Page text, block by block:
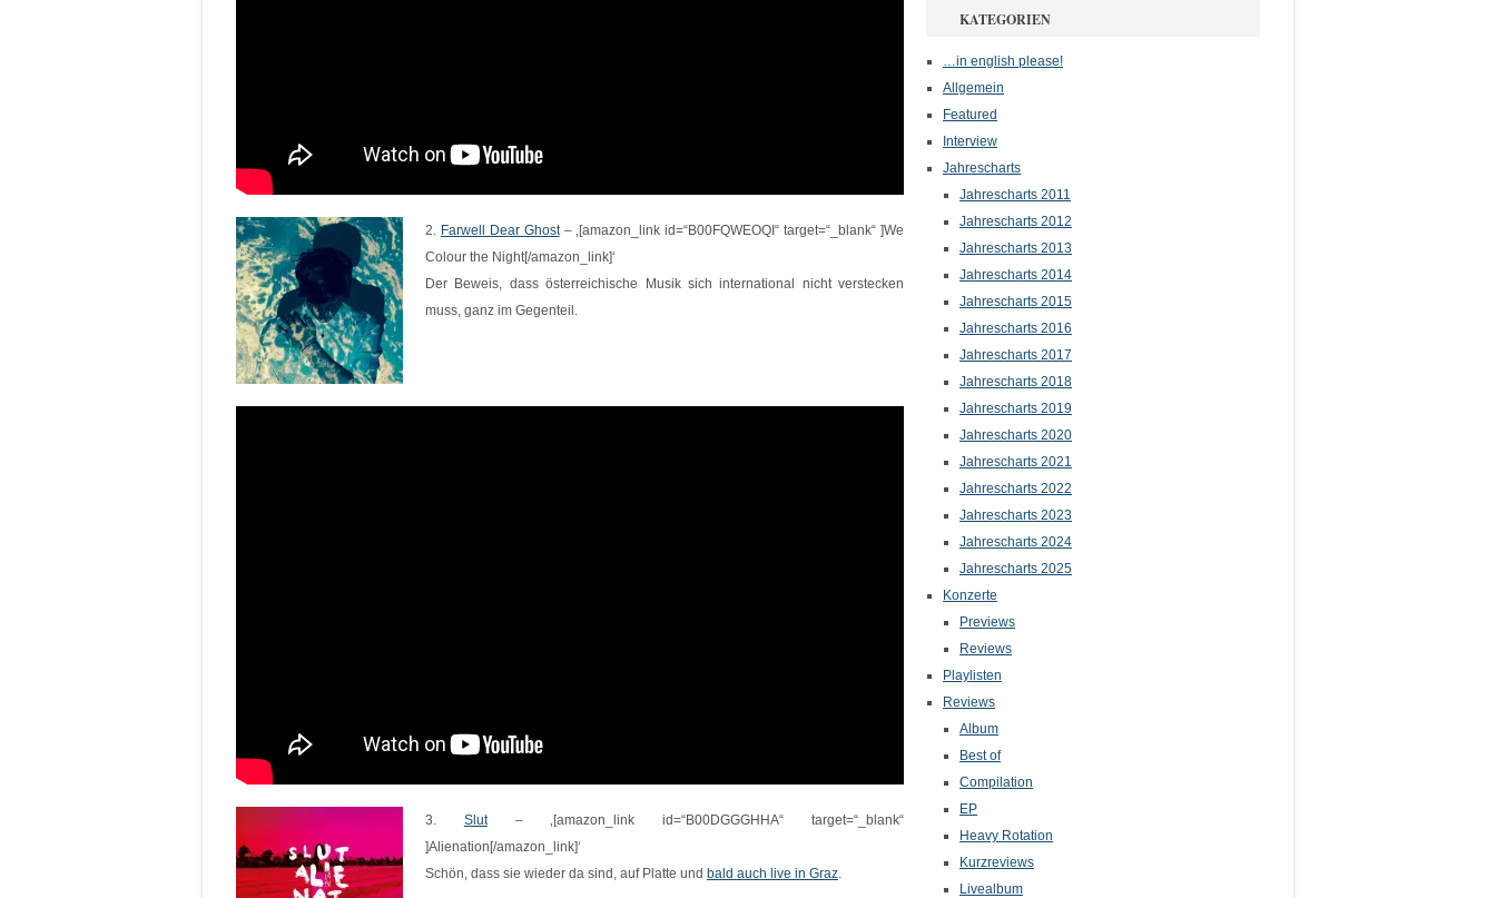
2. Farwell Dear Ghost– ‚[amazon_link id=“B00FQWEOQI“ target=“_blank“ ]We
Colour the Night[/amazon_link]‘
Der Beweis, dass österreichische Musik sich international nicht verstecken
muss, ganz im Gegenteil.
3. Slut– ‚[amazon_link id=“B00DGGGHHA“ target=“_blank“
]Alienation[/amazon_link]‘
Schön, dass sie wieder da sind, auf Platte und bald auch live in Graz.
KATEGORIEN
…in english please!
Allgemein
Featured
Interview
Jahrescharts
Jahrescharts 2011
Jahrescharts 2012
Jahrescharts 2013
Jahrescharts 2014
Jahrescharts 2015
Jahrescharts 2016
Jahrescharts 2017
Jahrescharts 2018
Jahrescharts 2019
Jahrescharts 2020
Jahrescharts 2021
Jahrescharts 2022
Jahrescharts 2023
Jahrescharts 2024
Jahrescharts 2025
Konzerte
Previews
Reviews
Playlisten
Reviews
Album
Best of
Compilation
EP
Heavy Rotation
Kurzreviews
Livealbum